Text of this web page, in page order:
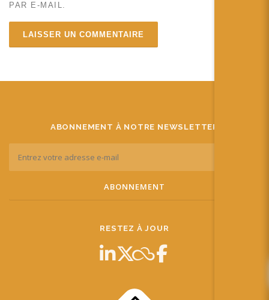
PAR E-MAIL.
ABONNEMENT À NOTRE NEWSLETTER
RESTEZ À JOUR